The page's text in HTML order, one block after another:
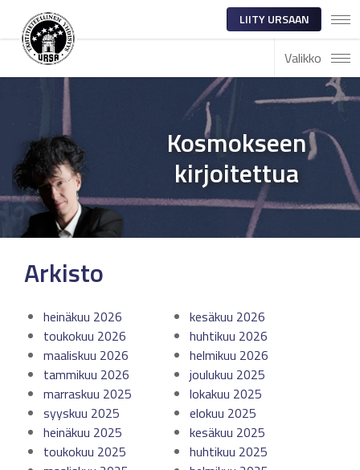
LIITY URSAAN
Valikko
Kosmokseen
kirjoitettua
Arkisto
heinäkuu 2026
kesäkuu 2026
toukokuu 2026
huhtikuu 2026
maaliskuu 2026
helmikuu 2026
tammikuu 2026
joulukuu 2025
marraskuu 2025
lokakuu 2025
syyskuu 2025
elokuu 2025
heinäkuu 2025
kesäkuu 2025
toukokuu 2025
huhtikuu 2025